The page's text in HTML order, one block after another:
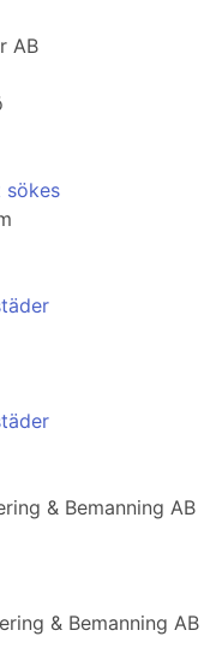
AB
sökes
& Bemanning AB
& Bemanning AB